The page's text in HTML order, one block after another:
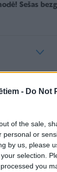
- Do Not
of the sale,
personal or
by us, please
selection.
you
Sešas
ūdens rīsu